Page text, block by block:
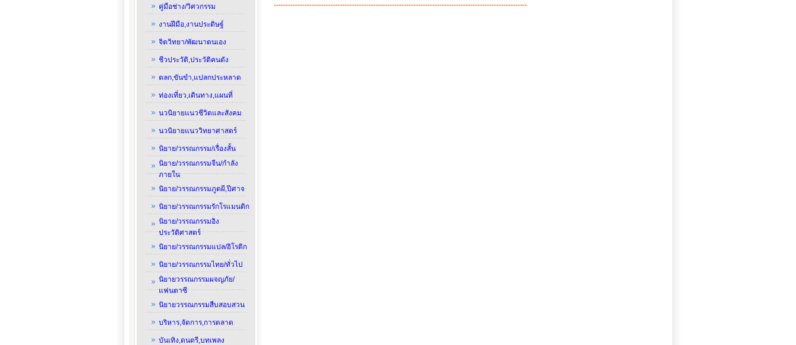
คู่มือช่าง/วิศวกรรม
งานฝีมือ,งานประดิษฐ์
จิตวิทยา/พัฒนาตนเอง
ชีวประวัติ,ประวัติคนดัง
ตลก,ขันขำ,แปลกประหลาด
ท่องเที่ยว,เดินทาง,แผนที่
นวนิยายแนวชีวิตและสังคม
นวนิยายแนววิทยาศาสตร์
นิยาย/วรรณกรรม/เรื่องสั้น
นิยาย/วรรณกรรมจีน/กำลัง
ภายใน
นิยาย/วรรณกรรมภูตผี,ปีศาจ
นิยาย/วรรณกรรมรักโรแมนติก
นิยาย/วรรณกรรมอิง
ประวัติศาสตร์
นิยาย/วรรณกรรมแปล/อิโรติก
นิยาย/วรรณกรรมไทย/ทั่วไป
นิยายวรรณกรรมผจญภัย/
แฟนตาซี
นิยายวรรณกรรมสืบสอบสวน
บริหาร,จัดการ,การตลาด
บันเทิง,ดนตรี,บทเพลง
-----------------------------------------------------------------------------------------------------------